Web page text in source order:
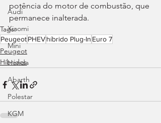
Audi
Xiaomi
Mini
Honda
Abarth
Polestar
KGM
potência do motor de combustão, que
permanece inalterada.
Tags:
PeugeotPHEVhíbrido Plug-In Euro 7
Peugeot
Híbridos